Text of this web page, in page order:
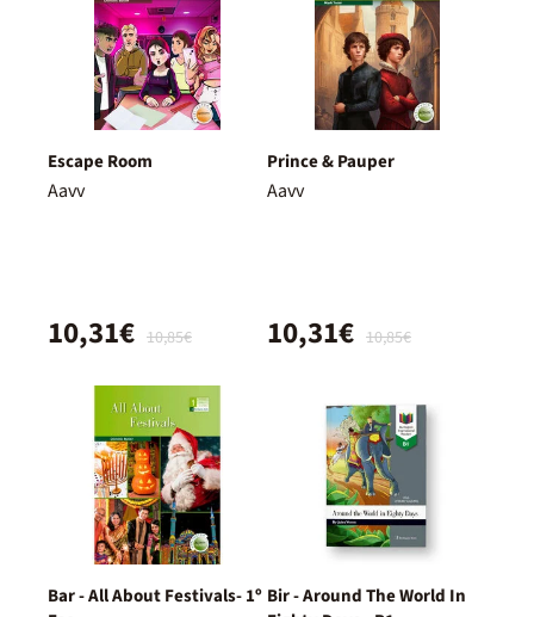
Escape Room
Aavv
10,85€
10,31€
Prince & Pauper
Aavv
10,85€
10,31€
Bar - All About Festivals- 1º Bir - Around The World In